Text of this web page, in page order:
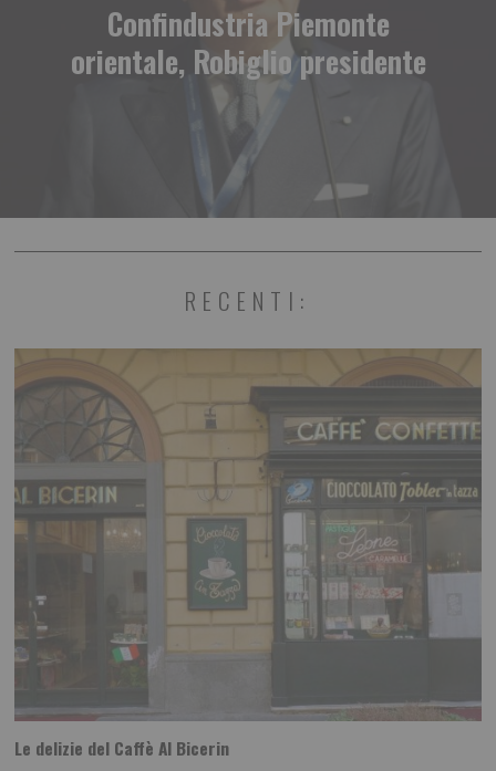
Confindustria Piemonte
orientale, Robiglio presidente
RECENTI:
Le delizie del Caffè Al Bicerin